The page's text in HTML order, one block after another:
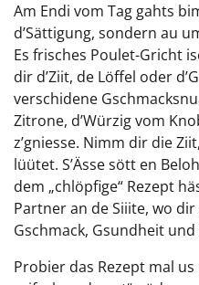
Am Endi vom Tag gahts
d’Sättigung, sondern au
Es frisches Poulet-Gricht
dir d’Ziit, de Löffel oder
verschidene
Zitrone, d’Würzig vom
z’gniesse. Nimm dir die
lüütet. S’Ässe sött en
dem „chlöpfige“ Rezept
Partner an de Siiite, wo
Gschmack, Gsundheit und
Probier das Rezept mal